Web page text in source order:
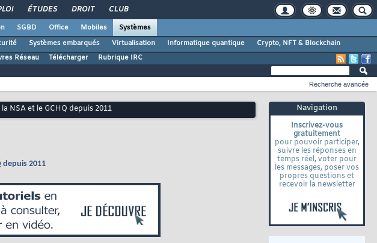
ÉTUDES DROIT CLUB
SGBD Office Mobiles
Systèmes
Systèmes embarqués Virtualisation Informatique quantique
Crypto, NFT & Blockchain
Réseau Télécharger Rubrique IRC
Navigation
Inscrivez-vous
gratuitement
pour pouvoir participer,
suivre les réponses en
temps réel, voter pour
les messages, poser vos
propres questions et
recevoir la newsletter
Recherche avancée
NSA et le GCHQ depuis 2011
depuis 2011